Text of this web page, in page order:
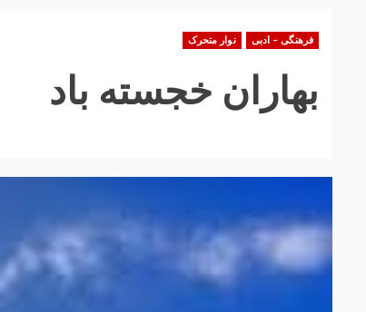
فرهنگی – ادبی نوار متحرک
بهاران خجسته باد